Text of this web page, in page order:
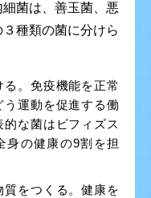
細菌は、善玉菌、悪
種類の菌に分けら
。免疫機能を正常
う運動を促進する働
的な菌はビフィズス
身の健康の9割を担
質をつくる。健康を